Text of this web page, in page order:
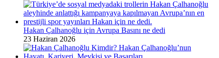
Hakan Çalhanoğlu için Avrupa Basını ne dedi
23 Haziran 2026